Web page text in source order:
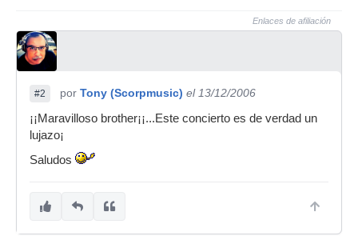
Enlaces de afiliación
#2 por Tony (Scorpmusic) el 13/12/2006
¡¡Maravilloso brother¡¡...Este concierto es de verdad un
lujazo¡
Saludos